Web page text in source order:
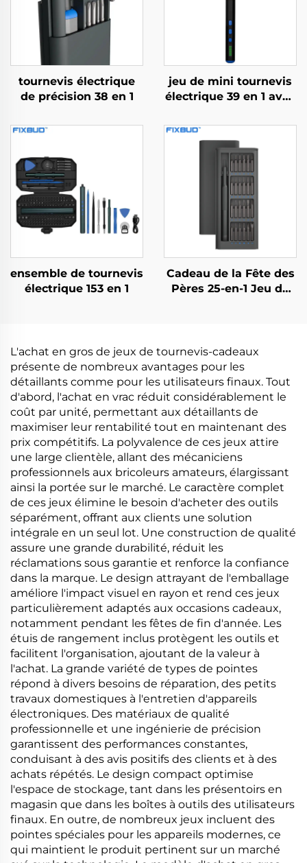
tournevis électrique
de précision 38 en 1
jeu de mini tournevis
électrique 39 en 1 avec
ensemble de tournevis
électrique 153 en 1
Cadeau de la Fête des
Pères 25-en-1 Jeu de
L'achat en gros de jeux de tournevis-cadeaux
présente de nombreux avantages pour les
détaillants comme pour les utilisateurs finaux. Tout
d'abord, l'achat en vrac réduit considérablement le
coût par unité, permettant aux détaillants de
maximiser leur rentabilité tout en maintenant des
prix compétitifs. La polyvalence de ces jeux attire
une large clientèle, allant des mécaniciens
professionnels aux bricoleurs amateurs, élargissant
ainsi la portée sur le marché. Le caractère complet
de ces jeux élimine le besoin d'acheter des outils
séparément, offrant aux clients une solution
intégrale en un seul lot. Une construction de qualité
assure une grande durabilité, réduit les
réclamations sous garantie et renforce la confiance
dans la marque. Le design attrayant de l'emballage
améliore l'impact visuel en rayon et rend ces jeux
particulièrement adaptés aux occasions cadeaux,
notamment pendant les fêtes de fin d'année. Les
étuis de rangement inclus protègent les outils et
facilitent l'organisation, ajoutant de la valeur à
l'achat. La grande variété de types de pointes
répond à divers besoins de réparation, des petits
travaux domestiques à l'entretien d'appareils
électroniques. Des matériaux de qualité
professionnelle et une ingénierie de précision
garantissent des performances constantes,
conduisant à des avis positifs des clients et à des
achats répétés. Le design compact optimise
l'espace de stockage, tant dans les présentoirs en
magasin que dans les boîtes à outils des utilisateurs
finaux. En outre, de nombreux jeux incluent des
pointes spéciales pour les appareils modernes, ce
qui maintient le produit pertinent sur un marché